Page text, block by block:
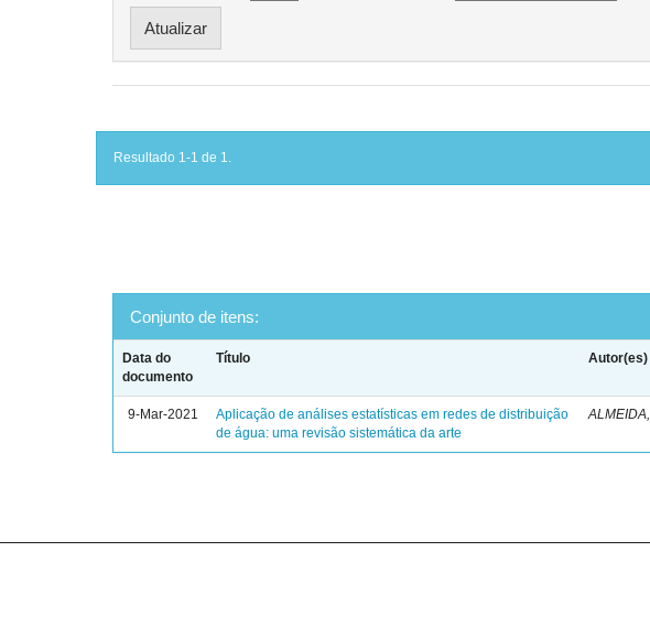
Resultado 1-1 de 1.
Conjunto de itens:
Data do
documento
Título Autor(es)
9-Mar-2021
Aplicação de análises estatísticas em redes de distribuição
de água: uma revisão sistemática da arte